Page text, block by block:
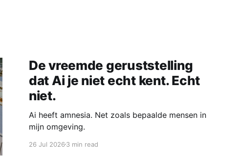
De vreemde geruststelling
dat Ai je niet echt kent. Echt
niet.
Ai heeft amnesia. Net zoals bepaalde mensen in
mijn omgeving.
26 Jul 20263 min read